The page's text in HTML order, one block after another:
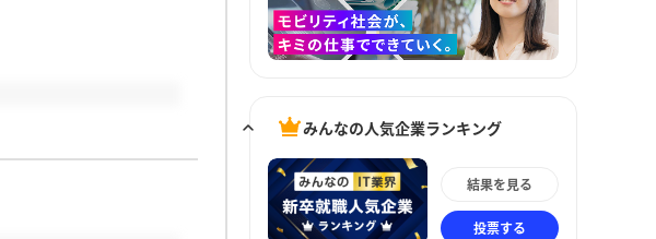
みんなの人気企業ランキング
結果を見る
投票する